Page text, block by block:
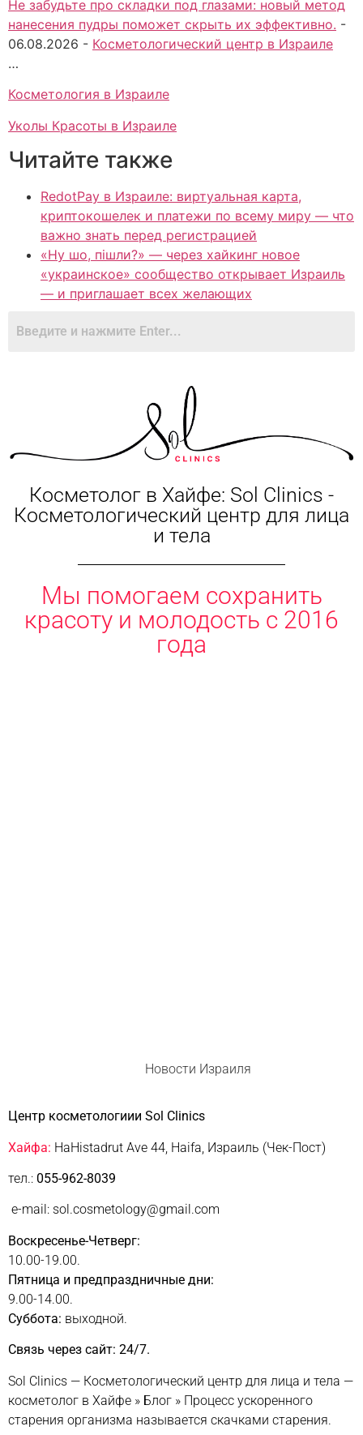
Не забудьте про складки под глазами: новый метод
нанесения пудры поможет скрыть их эффективно. -
06.08.2026 - Косметологический центр в Израиле
…
Косметология в Израиле
Уколы Красоты в Израиле
Читайте также
RedotPay в Израиле: виртуальная карта,
криптокошелек и платежи по всему миру — что
важно знать перед регистрацией
«Ну шо, пішли?» — через хайкинг новое
«украинское» сообщество открывает Израиль
— и приглашает всех желающих
Косметолог в Хайфе: Sol Clinics -
Косметологический центр для лица
и тела
Мы помогаем сохранить
красоту и молодость с 2016
года
Новости Израиля
Центр косметологиии Sol Clinics
Хайфа: HaHistadrut Ave 44, Haifa, Израиль (Чек-Пост)
тел.: 055-962-8039
e-mail: sol.cosmetology@gmail.com
Воскресенье-Четверг:
10.00-19.00.
Пятница и предпраздничные дни:
9.00-14.00.
Суббота: выходной.
Связь через сайт: 24/7.
Sol Clinics — Косметологический центр для лица и тела —
косметолог в Хайфе » Блог » Процесс ускоренного
старения организма называется скачками старения.